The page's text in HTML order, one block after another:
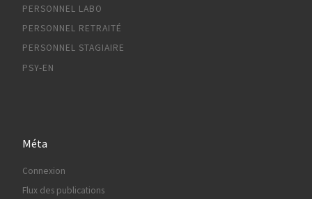
PERSONNEL LABO
PERSONNEL RETRAITÉ
PERSONNEL STAGIAIRE
PSY-EN
Méta
Connexion
Flux des publications